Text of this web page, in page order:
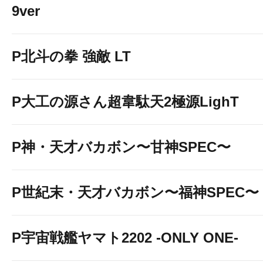
9ver
P北斗の拳 強敵 LT
P大工の源さん超韋駄天2極源LighT
P神・天才バカボン〜甘神SPEC〜
P世紀末・天才バカボン〜福神SPEC〜
P宇宙戦艦ヤマト2202 -ONLY ONE-